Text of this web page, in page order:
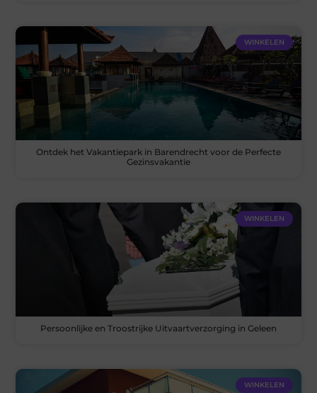
WINKELEN
Ontdek het Vakantiepark in Barendrecht voor de Perfecte
Gezinsvakantie
WINKELEN
Persoonlijke en Troostrijke Uitvaartverzorging in Geleen
WINKELEN